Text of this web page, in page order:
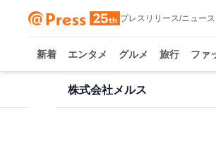
プレスリリース/ニュー
新着 エンタメ グルメ 旅行 ファ
株式会社メルス